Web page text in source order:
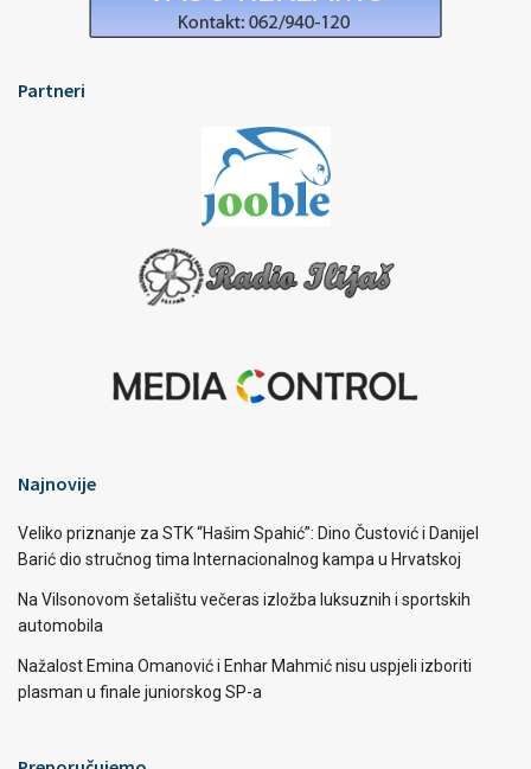
Partneri
Najnovije
Veliko priznanje za STK “Hašim Spahić”: Dino Čustović i Danijel
Barić dio stručnog tima Internacionalnog kampa u Hrvatskoj
Na Vilsonovom šetalištu večeras izložba luksuznih i sportskih
automobila
Nažalost Emina Omanović i Enhar Mahmić nisu uspjeli izboriti
plasman u finale juniorskog SP-a